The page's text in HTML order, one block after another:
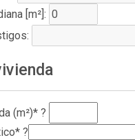
[m²]:
(m²)* ?
?